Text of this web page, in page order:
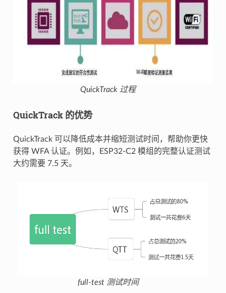
QuickTrack 过程
QuickTrack 的优势
QuickTrack 可以降低成本并缩短测试时间，帮助你更快
获得 WFA 认证。例如，ESP32-C2 模组的完整认证测试
大约需要 7.5 天。
full-test 测试时间